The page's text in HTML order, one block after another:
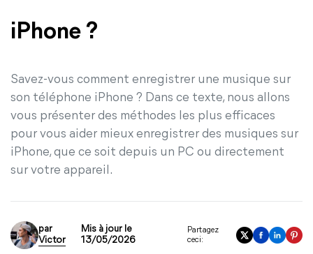
iPhone ?
Savez-vous comment enregistrer une musique sur
son téléphone iPhone ? Dans ce texte, nous allons
vous présenter des méthodes les plus efficaces
pour vous aider mieux enregistrer des musiques sur
iPhone, que ce soit depuis un PC ou directement
sur votre appareil.
par
Victor
Mis à jour le
13/05/2026
Partagez
ceci: